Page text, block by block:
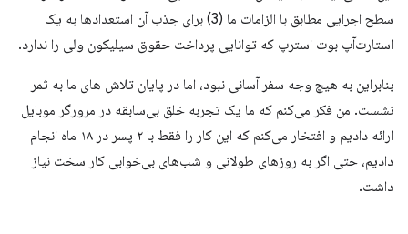
سطح اجرایی مطابق با الزامات ما (3) برای جذب آن استعدادها به یک
استارت‌آپ بوت استرپ که توانایی پرداخت حقوق سیلیکون ولی را ندارد.
بنابراین به هیچ وجه سفر آسانی نبود، اما در پایان تلاش های ما به ثمر
نشست. من فکر می‌کنم که ما یک تجربه خلق بی‌سابقه در مرورگر موبایل
ارائه دادیم و افتخار می‌کنم که این کار را فقط با ۲ پسر در ۱۸ ماه انجام
دادیم، حتی اگر به روزهای طولانی و شب‌های بی‌خوابی کار سخت نیاز
داشت.